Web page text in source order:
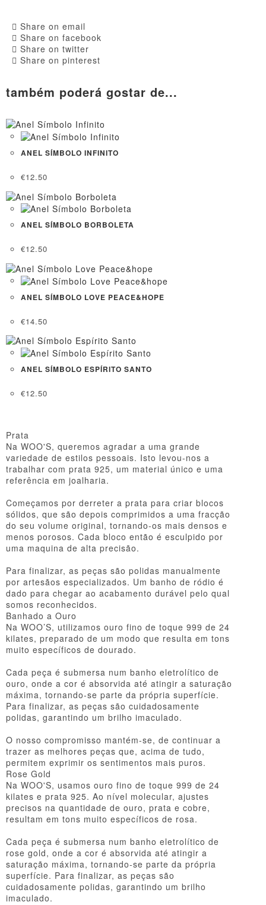
Share on email
Share on facebook
Share on twitter
Share on pinterest
também poderá gostar de...
ANEL SÍMBOLO INFINITO
€12.50
ANEL SÍMBOLO BORBOLETA
€12.50
ANEL SÍMBOLO LOVE PEACE&HOPE
€14.50
ANEL SÍMBOLO ESPÍRITO SANTO
€12.50
Prata
Na WOO'S, queremos agradar a uma grande
variedade de estilos pessoais. Isto levou-nos a
trabalhar com prata 925, um material único e uma
referência em joalharia.
Começamos por derreter a prata para criar blocos
sólidos, que são depois comprimidos a uma fracção
do seu volume original, tornando-os mais densos e
menos porosos. Cada bloco então é esculpido por
uma maquina de alta precisão.
Para finalizar, as peças são polidas manualmente
por artesãos especializados. Um banho de ródio é
dado para chegar ao acabamento durável pelo qual
somos reconhecidos.
Banhado a Ouro
Na WOO’S, utilizamos ouro fino de toque 999 de 24
kilates, preparado de um modo que resulta em tons
muito específicos de dourado.
Cada peça é submersa num banho eletrolítico de
ouro, onde a cor é absorvida até atingir a saturação
máxima, tornando-se parte da própria superfície.
Para finalizar, as peças são cuidadosamente
polidas, garantindo um brilho imaculado.
O nosso compromisso mantém-se, de continuar a
trazer as melhores peças que, acima de tudo,
permitem exprimir os sentimentos mais puros.
Rose Gold
Na WOO'S, usamos ouro fino de toque 999 de 24
kilates e prata 925. Ao nível molecular, ajustes
precisos na quantidade de ouro, prata e cobre,
resultam em tons muito específicos de rosa.
Cada peça é submersa num banho eletrolítico de
rose gold, onde a cor é absorvida até atingir a
saturação máxima, tornando-se parte da própria
superfície. Para finalizar, as peças são
cuidadosamente polidas, garantindo um brilho
imaculado.